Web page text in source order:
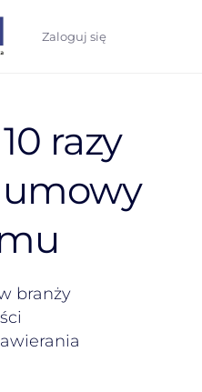
Zaloguj się
razy
umowy
branży